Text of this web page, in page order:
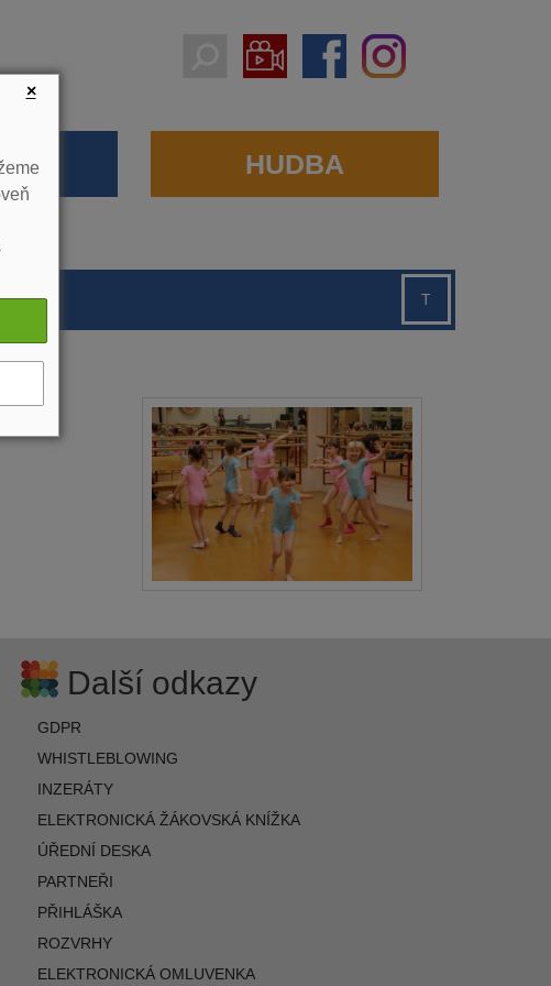
HUDBA
T
Další odkazy
GDPR
WHISTLEBLOWING
INZERÁTY
ELEKTRONICKÁ ŽÁKOVSKÁ KNÍŽKA
ÚŘEDNÍ DESKA
PARTNEŘI
PŘIHLÁŠKA
ROZVRHY
ELEKTRONICKÁ OMLUVENKA
×